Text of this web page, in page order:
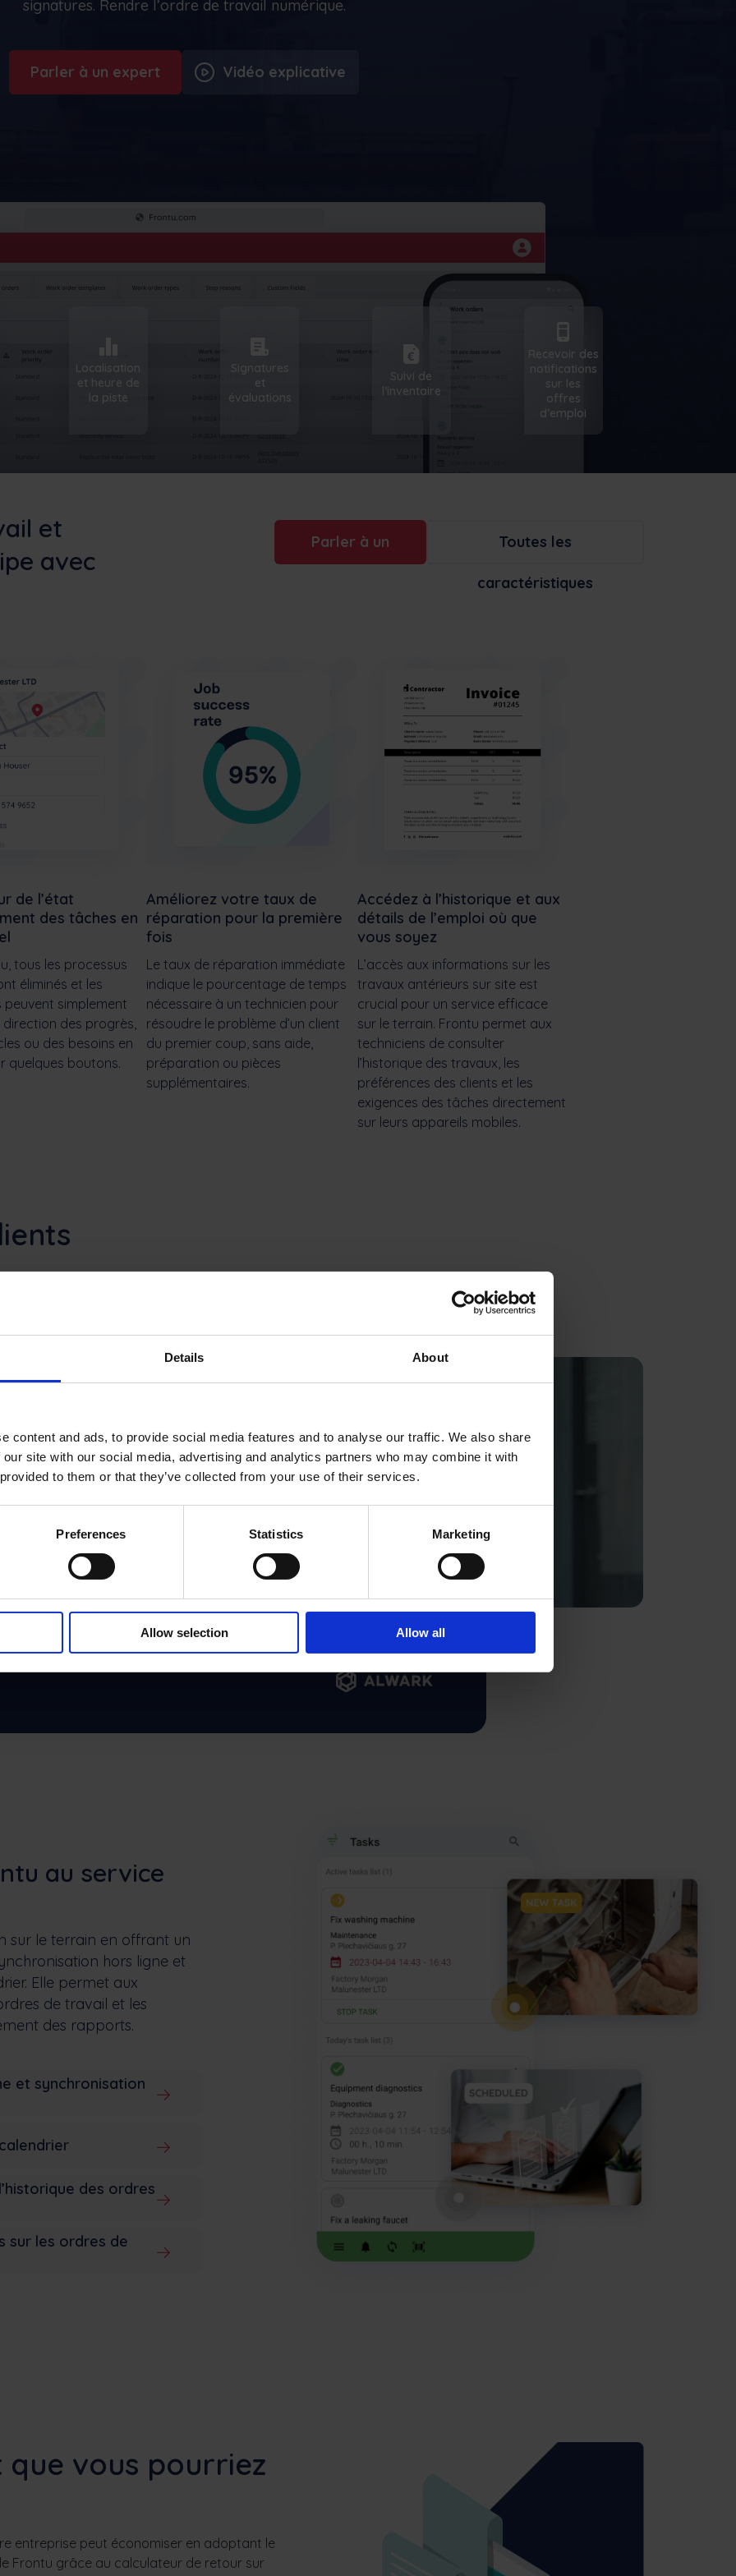
Details About
content and ads, to provide social media features and to analyse our traffic. We also share
site with our social media, advertising and analytics partners who may combine it with
to them or that they’ve collected from your use of their services.
Preferences Statistics Marketing
Allow selection Allow all
suivre et optimiser les stocks, etc.
Slovenščina Svenska Türkçe
signatures. Rendre l’ordre de travail numérique.
Parler à un expert Vidéo explicative
Localisation
et heure de
la piste
Signatures
et
évaluations
Suivi de
l’inventaire
Recevoir des
notifications
sur les
offres
d’emploi
et
avec
Parler à un Toutes les
caractéristiques
de l’état
des tâches en
tous les processus
éliminés et les
peuvent simplement
des progrès,
ou des besoins en
quelques boutons.
Améliorez votre taux de
réparation pour la première
fois
Le taux de réparation immédiate
indique le pourcentage de temps
nécessaire à un technicien pour
résoudre le problème d’un client
du premier coup, sans aide,
préparation ou pièces
supplémentaires.
Accédez à l’historique et aux
détails de l’emploi où que
vous soyez
L’accès aux informations sur les
travaux antérieurs sur site est
crucial pour un service efficace
sur le terrain. Frontu permet aux
techniciens de consulter
l’historique des travaux, les
préférences des clients et les
exigences des tâches directement
sur leurs appareils mobiles.
depuis son
de
été
de
de 30 % et
de 10 fois le
et
au service
sur le terrain en offrant un
hors ligne et
Elle permet aux
de travail et les
des rapports.
et synchronisation
des ordres
sur les ordres de
que vous pourriez
entreprise peut économiser en adoptant le
Frontu grâce au calculateur de retour sur